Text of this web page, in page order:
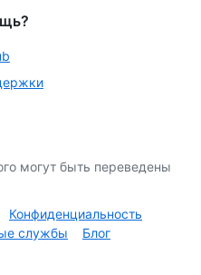
могут быть переведены
Конфиденциальность
службы Блог